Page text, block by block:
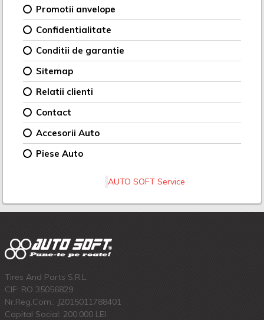
Promotii anvelope
Confidentialitate
Conditii de garantie
Sitemap
Relatii clienti
Contact
Accesorii Auto
Piese Auto
AUTO SOFT Service
Tires And Parts S.R.L.
CIF: RO 35056829
Nr.Reg.Com.: J2015011788401
Capital Social: 200.000 LEI